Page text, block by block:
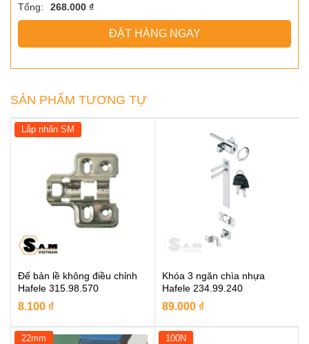
Tổng:
268.000 ₫
ĐẶT HÀNG NGAY
SẢN PHẨM TƯƠNG TỰ
Lắp nhấn SM
Đế bản lề không điều chỉnh
Hafele 315.98.570
8.100 ₫
Khóa 3 ngăn chìa nhựa
Hafele 234.99.240
89.000 ₫
22mm 100N